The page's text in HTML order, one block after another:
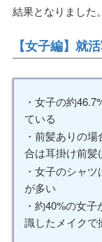
結果となりました。
【女子編】就
・女子の約
ている
・前髪ありの
合は耳掛け前髪
・女子のシャ
が多い
・約40%の女
識したメイクで